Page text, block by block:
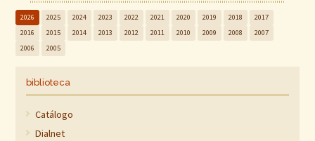
2026 2025 2024 2023 2022 2021 2020 2019 2018
2017
2016
2015 2014 2013 2012 2011 2010 2009 2008
2007
2006
2005
biblioteca
Catálogo
Dialnet